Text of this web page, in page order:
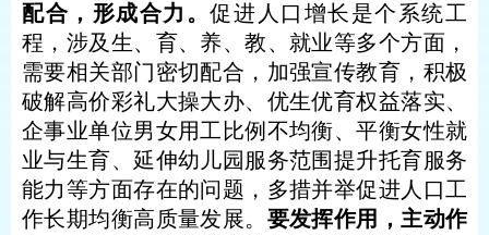
配合，形成合力。促进人口增长是个系统工
程，涉及生、育、养、教、就业等多个方面，
需要相关部门密切配合，加强宣传教育，积极
破解高价彩礼大操大办、优生优育权益落实、
企事业单位男女用工比例不均衡、平衡女性就
业与生育、延伸幼儿园服务范围提升托育服务
能力等方面存在的问题，多措并举促进人口工
作长期均衡高质量发展。 要发挥作用，主动作